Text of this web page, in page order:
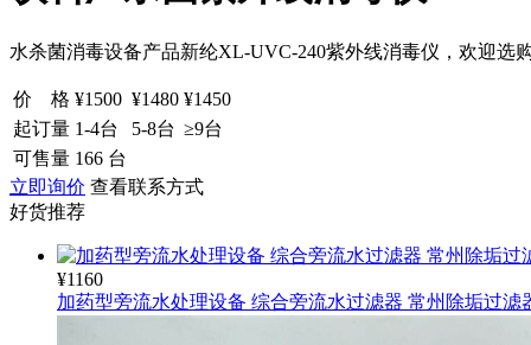
水杀菌消毒设备产品新纶XL-UVC-240紫外线消毒仪，欢迎选
价 格 ¥1500 ¥1480 ¥1450
起订量 1-4台 5-8台 ≥9台
可售量 166 台
立即询价 查看联系方式
好货推荐
¥1160
加药型旁流水处理设备 综合旁流水过滤器 常州除垢过滤